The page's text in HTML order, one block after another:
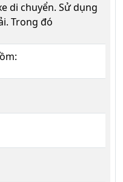
di chuyển. Sử dụng
Trong đó